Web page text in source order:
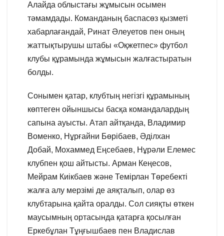
Алайда облыстағы жұмысын осымен
тәмамдады. Команданың баспасөз қызметі
хабарлағандай, Ринат Әлеуетов пен оның
жаттықтырушы штабы «Оқжетпес» футбол
клубы құрамында жұмысын жалғастыратын
болды.
Сонымен қатар, клубтың негізгі құрамының
көптеген ойыншысы басқа командалардың
сапына ауысты. Атап айтқанда, Владимир
Воменко, Нұрғайни Бөрібаев, Әділхан
Добай, Мохаммед Еңсебаев, Нұрәли Елемес
клубпен қош айтысты. Арман Кеңесов,
Мейрам Киікбаев және Темірлан Төребекті
жалға алу мерзімі де аяқталып, олар өз
клубтарына қайта оралды. Сол сияқты өткен
маусымның ортасында қатарға қосылған
Еркебұлан Тұңғышбаев пен Владислав